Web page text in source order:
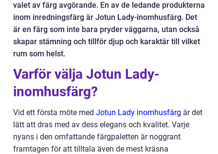
valet av färg avgörande. En av de ledande produkterna
inom inredningsfärg är Jotun Lady-inomhusfärg. Det
är en färg som inte bara pryder väggarna, utan också
skapar stämning och tillför djup och karaktär till vilket
rum som helst.
Varför välja Jotun Lady-
inomhusfärg?
Vid ett första möte med Jotun Lady inomhusfärg är det
lätt att dras med av dess elegans och kvalitet. Varje
nyans i den omfattande färgpaletten är noggrant
framtagen för att tilltala även de mest kräsna